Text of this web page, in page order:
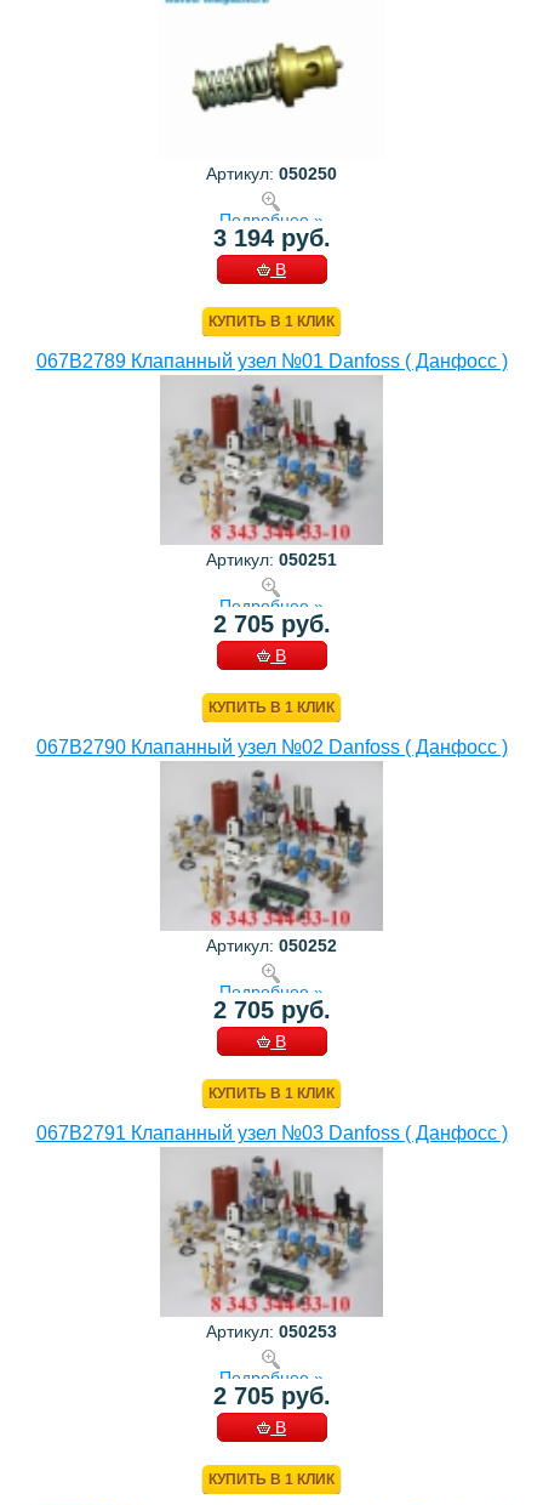
Артикул: 050250
Подробнее »
3 194 руб.
В
КУПИТЬ В 1 КЛИК
067B2789 Клапанный узел №01 Danfoss ( Данфосс )
Артикул: 050251
Подробнее »
2 705 руб.
В
КУПИТЬ В 1 КЛИК
067B2790 Клапанный узел №02 Danfoss ( Данфосс )
Артикул: 050252
Подробнее »
2 705 руб.
В
КУПИТЬ В 1 КЛИК
067B2791 Клапанный узел №03 Danfoss ( Данфосс )
Артикул: 050253
Подробнее »
2 705 руб.
В
КУПИТЬ В 1 КЛИК